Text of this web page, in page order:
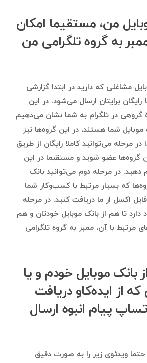
من، مستقیما امکان
به گروه تلگرامی من
مشاغلی که دارید در ابتدا گزارشی
رایگان برایتان ارسال می‌شود. در این
گزارش لیستی از ۵۴۰ گروهی در تلگرام به شما نشان می‌دهیم
موبایل شما هستند، در این گروه‌ها نیز
مرحله می‌توانید کاملا رایگان از طریق
گروه‌ها عضو شوید و مستقبما در این
دهید. در مرحله دوم می‌توانید بانک
که بسیار مرتبط با کسب‌وکار شما
اکسل از ما دریافت کنید. در مرحله
دارد تا هم از بانک موبایل خودتان و هم
مرتبط با آن، ممبر به گروه تلگرامی
بانک موبایل خودم و یا
از ایده‌کاو دریافت
پیام انبوه ارسال
ویدئوی زیر را به صورت دقیق